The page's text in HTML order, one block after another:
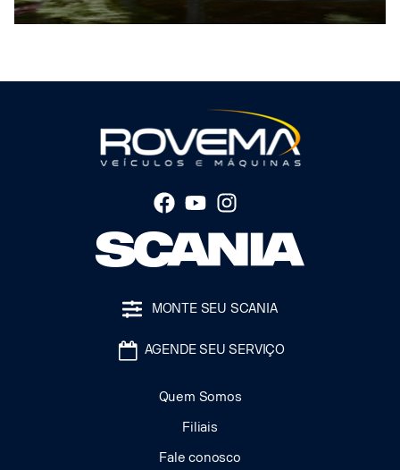
MONTE SEU SCANIA
AGENDE SEU SERVIÇO
Quem Somos
Filiais
Fale conosco